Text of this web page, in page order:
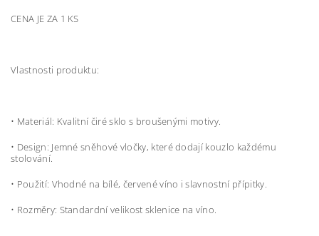
CENA JE ZA 1 KS
Vlastnosti produktu:
• Materiál: Kvalitní čiré sklo s broušenými motivy.
• Design: Jemné sněhové vločky, které dodají kouzlo každému
stolování.
• Použití: Vhodné na bílé, červené víno i slavnostní přípitky.
• Rozměry: Standardní velikost sklenice na víno.